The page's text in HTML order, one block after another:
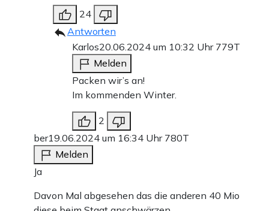
24
Antworten
Karlos20.06.2024 um 10:32 Uhr 779T
Melden
Packen wir’s an!
Im kommenden Winter.
2
ber19.06.2024 um 16:34 Uhr 780T
Melden
Ja
Davon Mal abgesehen das die anderen 40 Mio